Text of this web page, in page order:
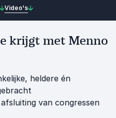
Video's
krijgt met Menno
heldere én
van congressen